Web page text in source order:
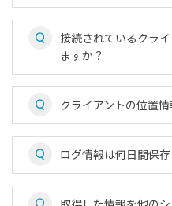
接続されているクラ
ますか？
クライアントの位置
ログ情報は何日間保